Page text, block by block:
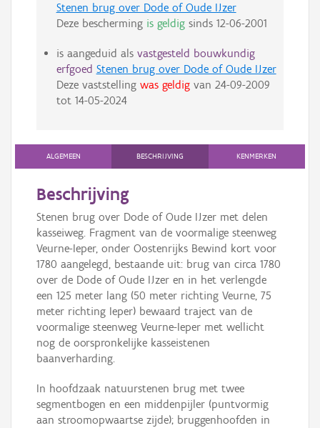
Stenen brug over Dode of Oude IJzer
Deze bescherming is geldigsinds 12-06-2001
is aangeduid als vastgesteld bouwkundig
erfgoed Stenen brug over Dode of Oude IJzer
Deze vaststelling was geldigvan 24-09-2009
tot 14-05-2024
ALGEMEEN BESCHRIJVING KENMERKEN
Beschrijving
Stenen brug over Dode of Oude IJzer met delen
kasseiweg. Fragment van de voormalige steenweg
Veurne-Ieper, onder Oostenrijks Bewind kort voor
1780 aangelegd, bestaande uit: brug van circa 1780
over de Dode of Oude IJzer en in het verlengde
een 125 meter lang (50 meter richting Veurne, 75
meter richting Ieper) bewaard traject van de
voormalige steenweg Veurne-Ieper met wellicht
nog de oorspronkelijke kasseistenen
baanverharding.
In hoofdzaak natuurstenen brug met twee
segmentbogen en een middenpijler (puntvormig
aan stroomopwaartse zijde); bruggenhoofden in